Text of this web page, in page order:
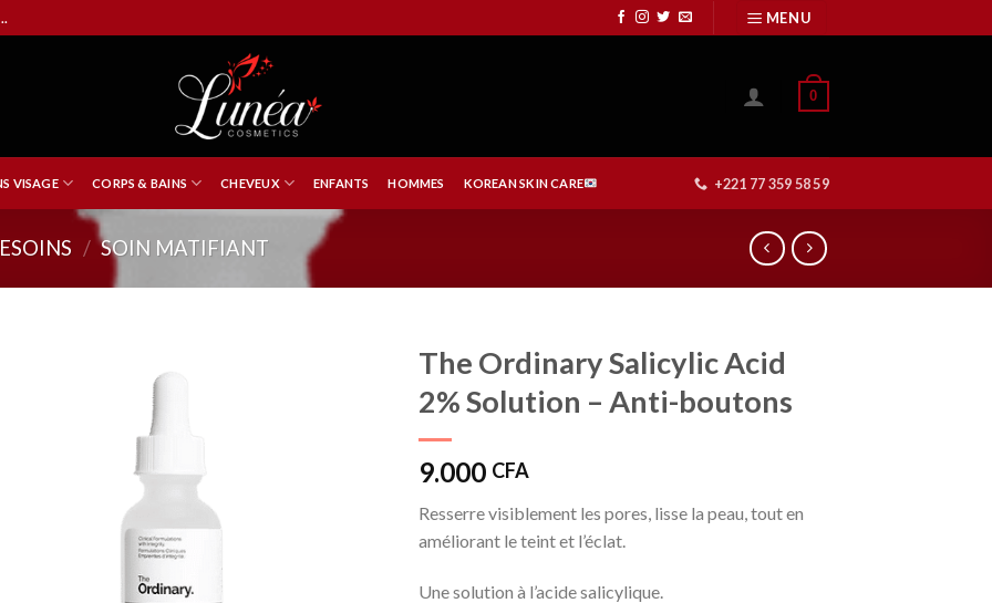
MENU
0
VISAGE CORPS & BAINS CHEVEUX ENFANTS HOMMES KOREAN SKIN CARE +221 77 359 58 59
/ SOIN MATIFIANT
The Ordinary Salicylic Acid
2% Solution – Anti-boutons
9.000 CFA
Resserre visiblement les pores, lisse la peau, tout en
améliorant le teint et l’éclat.
Une solution à l’acide salicylique.